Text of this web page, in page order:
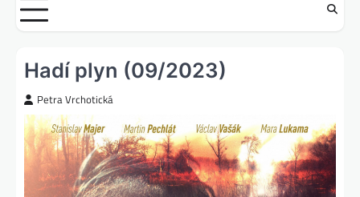
content
Hadí plyn (09/2023)
Petra Vrchotická